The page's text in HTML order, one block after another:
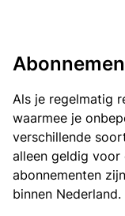
Als je regelmatig
waarmee je
verschillende
alleen geldig voor
abonnementen
binnen Nederland.